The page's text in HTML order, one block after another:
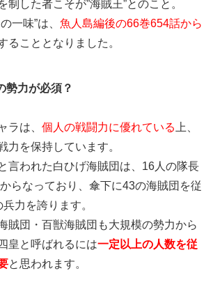
制した者こそが”海賊王”とのこと。
一味”は、 魚人島編後の66巻654話から
ることとなりました。
勢力が必須？
ラは、 個人の戦闘力に優れている 上、
力を保持しています。
言われた白ひげ海賊団は、16人の隊長
らなっており、傘下に43の海賊団を従
力を誇ります。
賊団・百獣海賊団も大規模の勢力から
皇と呼ばれるには一定以上の人数を従
と思われます。